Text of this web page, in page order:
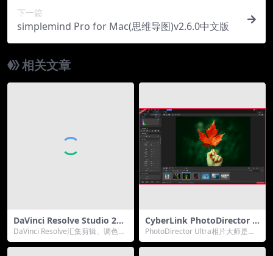
下一篇
simplemind Pro for Mac(思维导图)v2.6.0中文版
相关文章
DaVinci Resolve Studio 20 f
or Win(达芬奇调色软件)v20.
0.23 Beta1最新中文正式版下
载
DaVinci Resolve汇集剪辑、调色、
视觉特效、动态图形和音频后期制
作工...
CyberLink PhotoDirector U
ltra 2025 v16.6.1922.0 for
Win 最新版相片大师AI智能照
片编辑软件软件
PhotoDirector Ultra相片大师是一
款简单易用且功能强大的图片处
理...